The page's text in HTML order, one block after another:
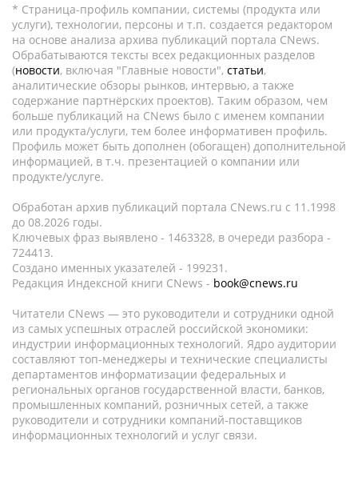
* Страница-профиль компании, системы (продукта или
услуги), технологии, персоны и т.п. создается редактором
на основе анализа архива публикаций портала CNews.
Обрабатываются тексты всех редакционных разделов
(новости, включая "Главные новости", статьи,
аналитические обзоры рынков, интервью, а также
содержание партнёрских проектов). Таким образом, чем
больше публикаций на CNews было с именем компании
или продукта/услуги, тем более информативен профиль.
Профиль может быть дополнен (обогащен) дополнительной
информацией, в т.ч. презентацией о компании или
продукте/услуге.
Обработан архив публикаций портала CNews.ru c 11.1998
до 08.2026 годы.
Ключевых фраз выявлено - 1463328, в очереди разбора -
724413.
Создано именных указателей - 199231.
Редакция Индексной книги CNews - book@cnews.ru
Читатели CNews — это руководители и сотрудники одной
из самых успешных отраслей российской экономики:
индустрии информационных технологий. Ядро аудитории
составляют топ-менеджеры и технические специалисты
департаментов информатизации федеральных и
региональных органов государственной власти, банков,
промышленных компаний, розничных сетей, а также
руководители и сотрудники компаний-поставщиков
информационных технологий и услуг связи.